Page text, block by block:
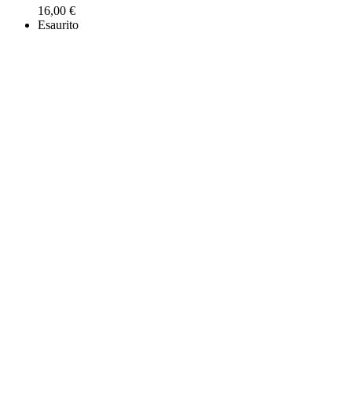
16,00 €
Esaurito